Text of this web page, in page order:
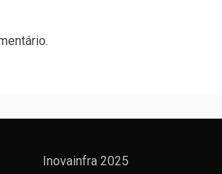
Inovainfra 2025